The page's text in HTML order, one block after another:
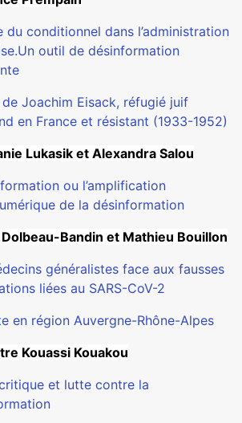
du conditionnel dans l’administration
outil de désinformation
de Joachim Eisack, réfugié juif
en France et résistant (1933-1952)
Lukasik et Alexandra Salou
ou l’amplification
de la désinformation
Bandin et Mathieu Bouillon
généralistes face aux fausses
liées au SARS-CoV-2
en région Auvergne-Rhône-Alpes
Kouassi Kouakou
et lutte contre la